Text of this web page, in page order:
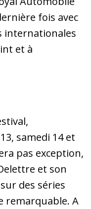
fois avec
internationales
et à
samedi 14 et
pas exception,
et son
des séries
remarquable. A